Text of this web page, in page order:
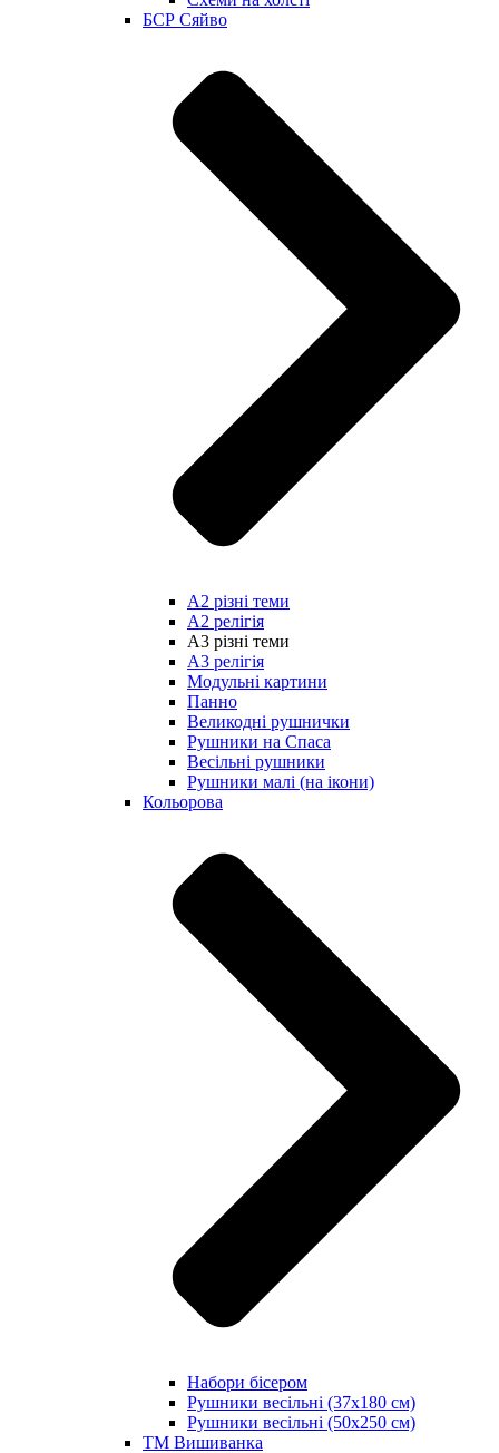
БСР Сяйво
А2 різні теми
А2 релігія
А3 різні теми
А3 релігія
Модульні картини
Панно
Великодні рушнички
Рушники на Спаса
Весільні рушники
Рушники малі (на ікони)
Кольорова
Набори бісером
Рушники весільні (37х180 см)
Рушники весільні (50х250 см)
ТМ Вишиванка